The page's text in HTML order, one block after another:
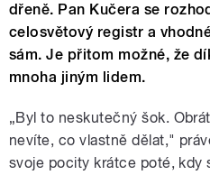
dřeně. Pan Kučera se
celosvětový registr a
sám. Je přitom možné, že
mnoha jiným lidem.
„Byl to neskutečný šok.
nevíte, co vlastně dělat,"
svoje pocity krátce poté, kdy